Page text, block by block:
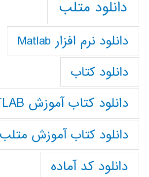
دانلود متلب
دانلود نرم افزار Matlab
دانلود کتاب
دانلود کتاب آموزش MATLAB
دانلود کتاب آموزش متلب
دانلود کد آماده